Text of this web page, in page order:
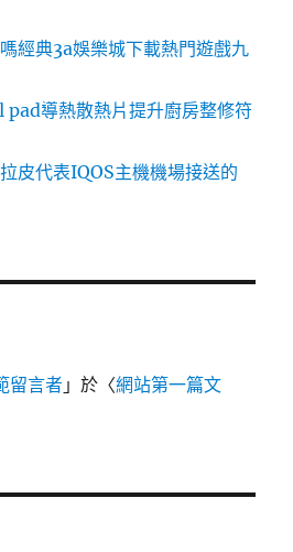
經典3a娛樂城下載熱門遊戲九
導熱散熱片提升廚房整修符
皮代表IQOS主機機場接送的
留言者 」於〈網站第一篇文